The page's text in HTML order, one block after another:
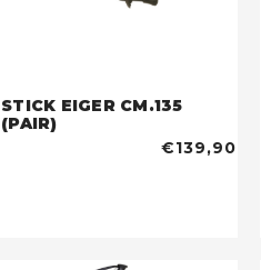
STICK EIGER CM.135
(PAIR)
€139,90